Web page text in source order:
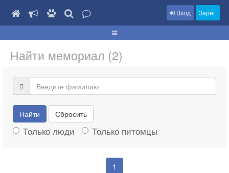
Вход Зарег.
Найти мемориал (2)
Найти Сбросить
Только люди Только питомцы
1